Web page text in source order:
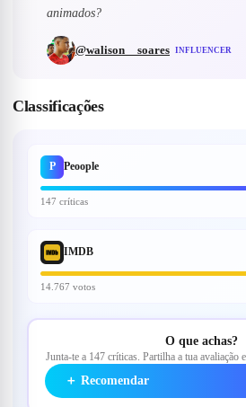
animados?
@walison__soares INFLUENCER
Classificações
P Peoople
147 críticas
IMDB
14.767 votos
O que achas?
Junta-te a 147 críticas. Partilha a tua avaliação
＋ Recomendar